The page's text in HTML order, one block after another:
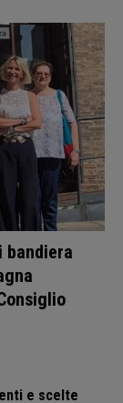
bandiera
e scelte